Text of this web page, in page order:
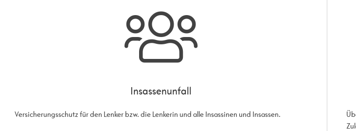
Insassenunfall
Versicherungsschutz für den Lenker bzw. die Lenkerin und alle Insassinen und Insassen.